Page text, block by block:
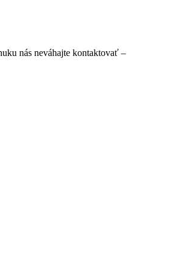
nás neváhajte kontaktovať –